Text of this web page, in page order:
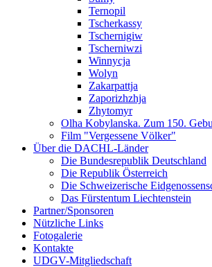
Ternopil
Tscherkassy
Tschernigiw
Tscherniwzi
Winnycja
Wolyn
Zakarpattja
Zaporizhzhja
Zhytomyr
Olha Kobylanska. Zum 150.
Film "Vergessene Völker"
Über die DACHL-Länder
Die Bundesrepublik Deutschland
Die Republik Österreich
Die Schweizerische
Das Fürstentum Liechtenstein
Partner/Sponsoren
Nützliche Links
Fotogalerie
Kontakte
UDGV-Mitgliedschaft